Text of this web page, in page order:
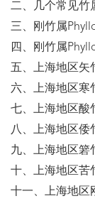
二、几个常见竹
三、刚竹属
四、刚竹属
五、上海地区矢
六、上海地区寒
七、上海地区酸
八、上海地区倭
九、上海地区箬
十、上海地区苦
十一、上海地区